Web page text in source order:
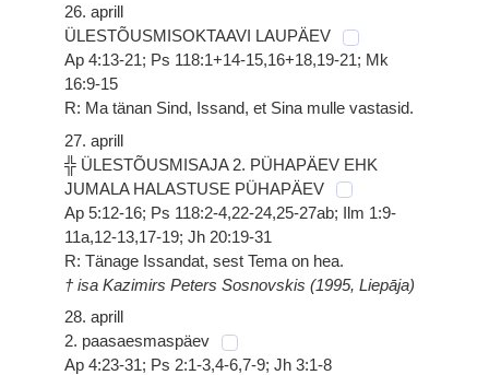
26. aprill
ÜLESTÕUSMISOKTAAVI LAUPÄEV
Ap 4:13-21; Ps 118:1+14-15,16+18,19-21; Mk
16:9-15
R: Ma tänan Sind, Issand, et Sina mulle vastasid.
27. aprill
╬ ÜLESTÕUSMISAJA 2. PÜHAPÄEV EHK
JUMALA HALASTUSE PÜHAPÄEV
Ap 5:12-16; Ps 118:2-4,22-24,25-27ab; Ilm 1:9-
11a,12-13,17-19; Jh 20:19-31
R: Tänage Issandat, sest Tema on hea.
† isa Kazimirs Peters Sosnovskis (1995, Liepāja)
28. aprill
2. paasaesmaspäev
Ap 4:23-31; Ps 2:1-3,4-6,7-9; Jh 3:1-8